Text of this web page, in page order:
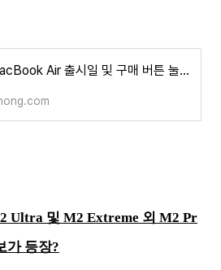
M2 MacBook Air 출시일 및 구매 버튼 눌리는 날짜가 나타났다?
Ultra 및 M2 Extreme 외 M2 Pr
가 등장?